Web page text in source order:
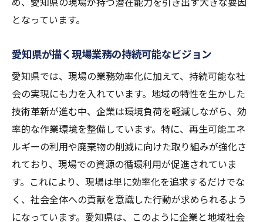
となっています。
愛知県が描く現場業務の持続可能なビジョン
愛知県では、現場の業務効率化に加えて、持続可能な社
会の実現にも力を入れています。地域の特性を生かした
技術革新が進む中、企業は環境負荷を軽減しながら、効
率的な作業環境を整備しています。特に、再生可能エネ
ルギーの利用や廃棄物の削減に向けた取り組みが強化さ
れており、現場での資源の循環利用が促進されていま
す。これにより、現場は単に効率化を追求するだけでな
く、社会全体への貢献を意識した行動が求められるよう
になっています。愛知県は、このように企業と地域社会